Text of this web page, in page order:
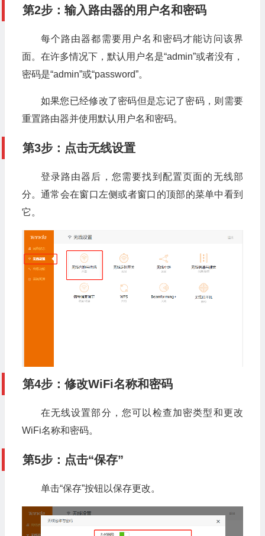
第2步：输入路由器的用户名和密码
每个路由器都需要用户名和密码才能访问该界
面。在许多情况下，默认用户名是“admin”或者没有，
密码是“admin”或“password”。
如果您已经修改了密码但是忘记了密码，则需要
重置路由器并使用默认用户名和密码。
第3步：点击无线设置
登录路由器后，您需要找到配置页面的无线部
分。通常会在窗口左侧或者窗口的顶部的菜单中看到
它。
第4步：修改WiFi名称和密码
在无线设置部分，您可以检查加密类型和更改
WiFi名称和密码。
第5步：点击“保存”
单击“保存”按钮以保存更改。